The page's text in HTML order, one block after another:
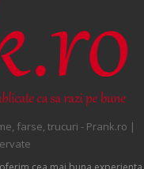
farse, trucuri - Prank.ro |